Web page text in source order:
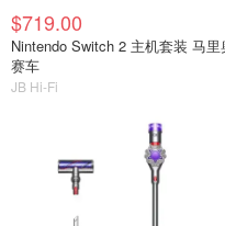
$719.00
Nintendo Switch 2 主机套装 马里奥
赛车
JB Hi-Fi